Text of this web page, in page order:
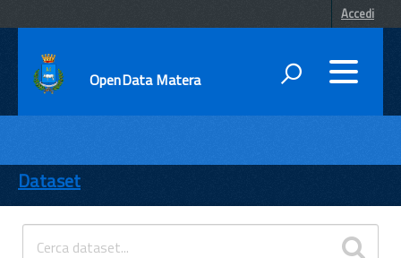
Accedi
OpenData Matera
ENTI
TEMI
INFORMAZIONI
Dataset